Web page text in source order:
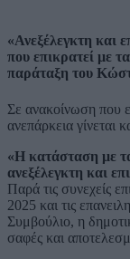
«Ανεξέλεγκτη και
που επικρατεί με
παράταξη του
Σε ανακοίνωση που
ανεπάρκεια γίνεται
«Η κατάσταση με
ανεξέλεγκτη και
Παρά τις συνεχείς
2025 και τις
Συμβούλιο, η
σαφές και